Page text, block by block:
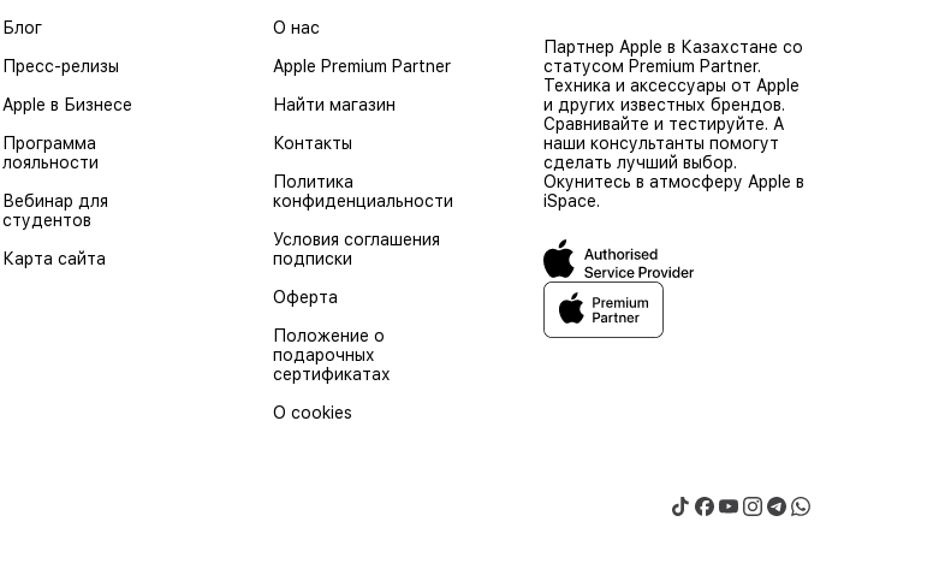
Блог
Пресс-релизы
Apple в Бизнесе
Программа
лояльности
Вебинар для
студентов
Карта сайта
О нас
Apple Premium Partner
Найти магазин
Контакты
Политика
конфиденциальности
Условия соглашения
подписки
Оферта
Положение о
подарочных
сертификатах
О cookies
Партнер Apple в Казахстане со
статусом Premium Partner.
Техника и аксессуары от Apple
и других известных брендов.
Сравнивайте и тестируйте. А
наши консультанты помогут
сделать лучший выбор.
Окунитесь в атмосферу Apple в
iSpace.